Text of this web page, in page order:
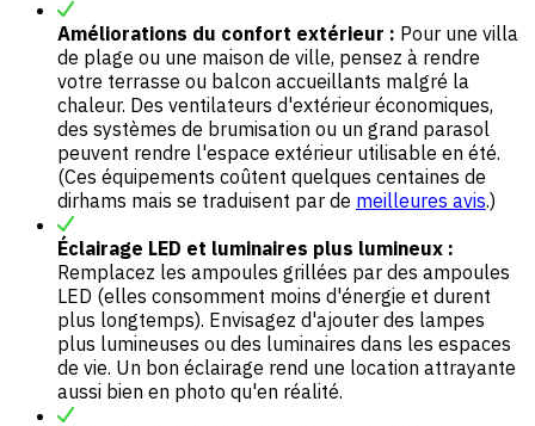
Améliorations du confort extérieur : Pour une villa
de plage ou une maison de ville, pensez à rendre
votre terrasse ou balcon accueillants malgré la
chaleur. Des ventilateurs d'extérieur économiques,
des systèmes de brumisation ou un grand parasol
peuvent rendre l'espace extérieur utilisable en été.
(Ces équipements coûtent quelques centaines de
dirhams mais se traduisent par de meilleures avis.)
Éclairage LED et luminaires plus lumineux :
Remplacez les ampoules grillées par des ampoules
LED (elles consomment moins d'énergie et durent
plus longtemps). Envisagez d'ajouter des lampes
plus lumineuses ou des luminaires dans les espaces
de vie. Un bon éclairage rend une location attrayante
aussi bien en photo qu'en réalité.